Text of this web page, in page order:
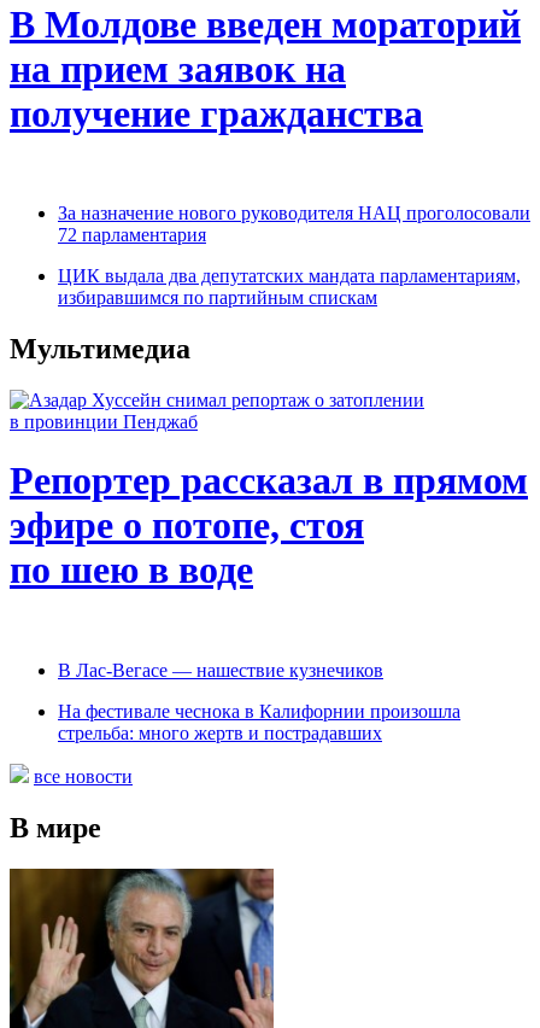
В Молдове введен мораторий
на прием заявок на
получение гражданства
За назначение нового руководителя НАЦ проголосовали
72 парламентария
ЦИК выдала два депутатских мандата парламентариям,
избиравшимся по партийным спискам
Мультимедиа
Репортер рассказал в прямом
эфире о потопе, стоя
по шею в воде
В Лас-Вегасе — нашествие кузнечиков
На фестивале чеснока в Калифорнии произошла
стрельба: много жертв и пострадавших
все новости
В мире